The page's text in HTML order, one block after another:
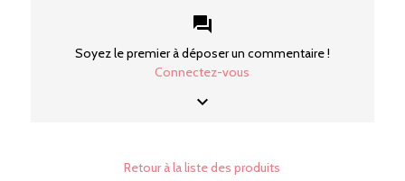
forum
Soyez le premier à déposer un commentaire !
Connectez-vous
keyboard_arrow_down
Retour à la liste des produits